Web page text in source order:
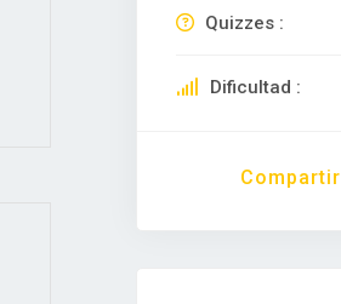
Quizzes :
Dificultad :